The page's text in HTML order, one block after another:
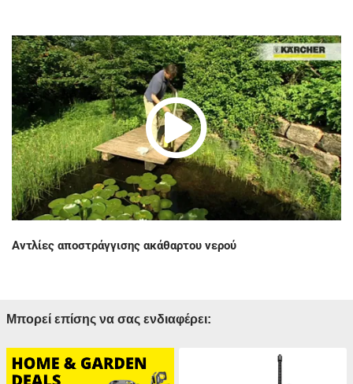
Play
Αντλίες αποστράγγισης ακάθαρτου νερού
Μπορεί επίσης να σας ενδιαφέρει: